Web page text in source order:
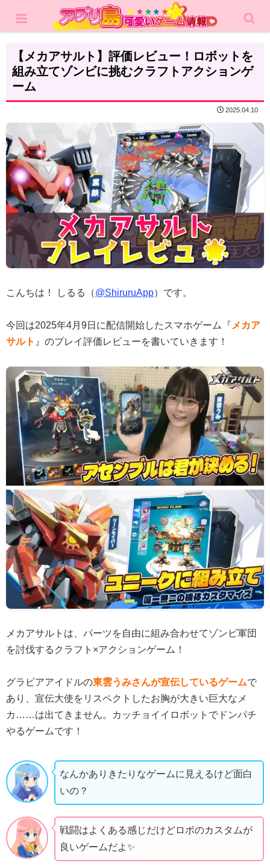
レビュー アクション
【メカアサルト】評価レビュー！ロボットを
組み立てゾンビに挑むクラフトアクションゲ
ーム
2025.04.10
こんちは！ しるる（@ShiruruApp）です。
今回は2025年4月9日に配信開始したスマホゲーム『 メカア
サルト 』のプレイ評価レビューを書いていきます！
メカアサルトは、パーツを自由に組み合わせてゾンビ軍団
を討伐するクラフト×アクションゲーム！
グラビアアイドルの東雲うみさんが宣伝しているゲームで
あり、宣伝大使をリスペクトしたお胸が大きい巨大なメ
カ……は出てきません。カッチョイイロボットでドンパチ
やるゲームです！
なんかありきたりなゲームに見えるけど面白
いの？
戦闘はよくある感じだけどロボのカスタムが
良いゲームだよ✨️